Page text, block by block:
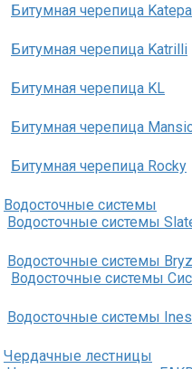
Битумная черепица
Битумная черепица Katrilli
Битумная черепица KL
Битумная черепица
Битумная черепица Rocky
Водосточные системы
Водосточные системы
Водосточные системы
Водосточные системы
Водосточные системы Ines
Чердачные лестницы